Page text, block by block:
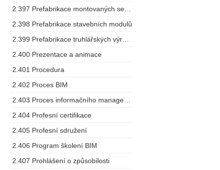
2.398 Prefabrikace stavebních modulů
2.400 Prezentace a animace
2.401 Procedura
2.402 Proces BIM
2.404 Profesní certifikace
2.405 Profesní sdružení
2.406 Program školení BIM
2.407 Prohlášení o způsobilosti